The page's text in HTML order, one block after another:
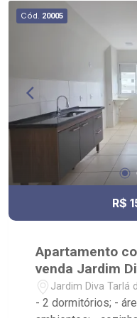
Locação, imobiliária
Av. Professor João
Cód. 20005
R$
Apartamento
venda Jardim
Jardim Diva Tarlá
- 2 dormitórios; -